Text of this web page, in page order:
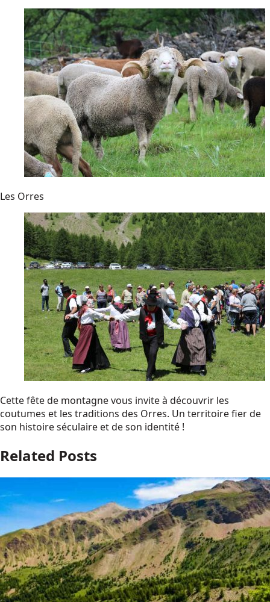
Les Orres
Cette fête de montagne vous invite à découvrir les
coutumes et les traditions des Orres. Un territoire fier de
son histoire séculaire et de son identité !
Related Posts